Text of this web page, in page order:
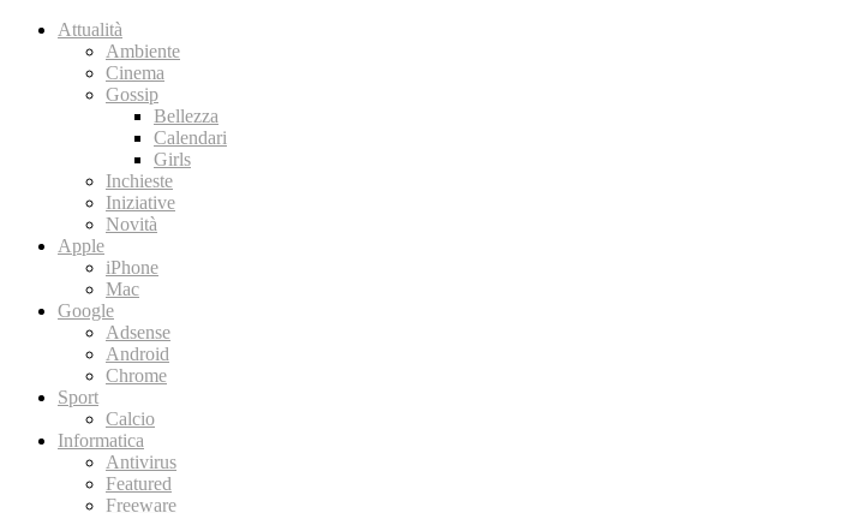
Attualità
Ambiente
Cinema
Gossip
Bellezza
Calendari
Girls
Inchieste
Iniziative
Novità
Apple
iPhone
Mac
Google
Adsense
Android
Chrome
Sport
Calcio
Informatica
Antivirus
Featured
Freeware